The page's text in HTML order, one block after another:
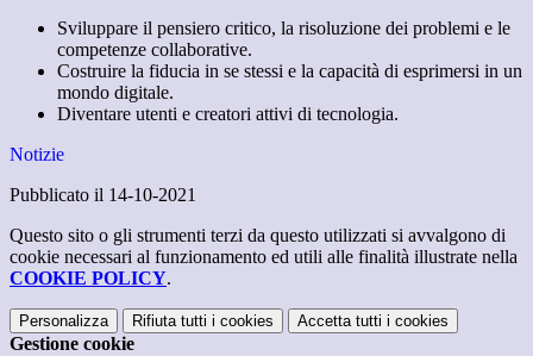
Sviluppare il pensiero critico, la risoluzione dei problemi e le
competenze collaborative.
Costruire la fiducia in se stessi e la capacità di esprimersi in un
mondo digitale.
Diventare utenti e creatori attivi di tecnologia.
Notizie
Pubblicato il 14-10-2021
Questo sito o gli strumenti terzi da questo utilizzati si avvalgono di
cookie necessari al funzionamento ed utili alle finalità illustrate nella
COOKIE POLICY.
Personalizza Rifiuta tutti i cookies Accetta tutti i cookies
Gestione cookie